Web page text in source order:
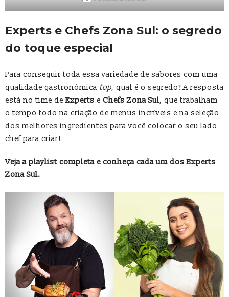
Experts e Chefs Zona Sul: o segredo
do toque especial
Para conseguir toda essa variedade de sabores com uma
qualidade gastronômica top, qual é o segredo? A resposta
está no time deExperts e Chefs Zona Sul, que trabalham
o tempo todo na criação de menus incríveis e na seleção
dos melhores ingredientes para você colocar o seu lado
chef para criar!
Veja a playlist completa e conheça cada um dos Experts
Zona Sul.